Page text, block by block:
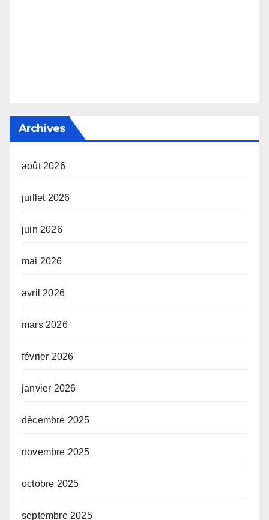
Archives
août 2026
juillet 2026
juin 2026
mai 2026
avril 2026
mars 2026
février 2026
janvier 2026
décembre 2025
novembre 2025
octobre 2025
septembre 2025